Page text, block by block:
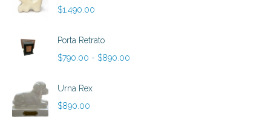
$1,490.00
Porta Retrato
$790.00 - $890.00
Urna Rex
$890.00